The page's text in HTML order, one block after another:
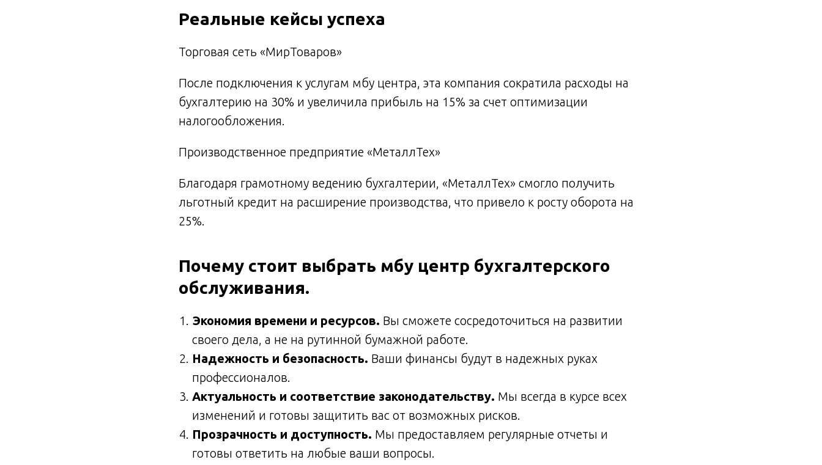
Реальные кейсы успеха
Торговая сеть «МирТоваров»
После подключения к услугам мбу центра, эта компания сократила расходы на
бухгалтерию на 30% и увеличила прибыль на 15% за счет оптимизации
налогообложения.
Производственное предприятие «МеталлТех»
Благодаря грамотному ведению бухгалтерии, «МеталлТех» смогло получить
льготный кредит на расширение производства, что привело к росту оборота на
25%.
Почему стоит выбрать мбу центр бухгалтерского
обслуживания.
Экономия времени и ресурсов. Вы сможете сосредоточиться на развитии
своего дела, а не на рутинной бумажной работе.
Надежность и безопасность. Ваши финансы будут в надежных руках
профессионалов.
Актуальность и соответствие законодательству. Мы всегда в курсе всех
изменений и готовы защитить вас от возможных рисков.
Прозрачность и доступность. Мы предоставляем регулярные отчеты и
готовы ответить на любые ваши вопросы.